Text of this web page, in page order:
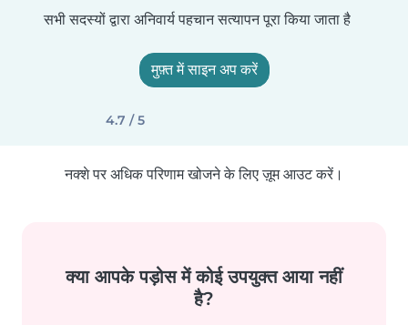
सभी सदस्यों द्वारा अनिवार्य पहचान सत्यापन पूरा किया जाता है
मुफ़्त में साइन अप करें
4.7 / 5
नक्शे पर अधिक परिणाम खोजने के लिए ज़ूम आउट करें।
क्या आपके पड़ोस में कोई उपयुक्त आया नहीं
है?